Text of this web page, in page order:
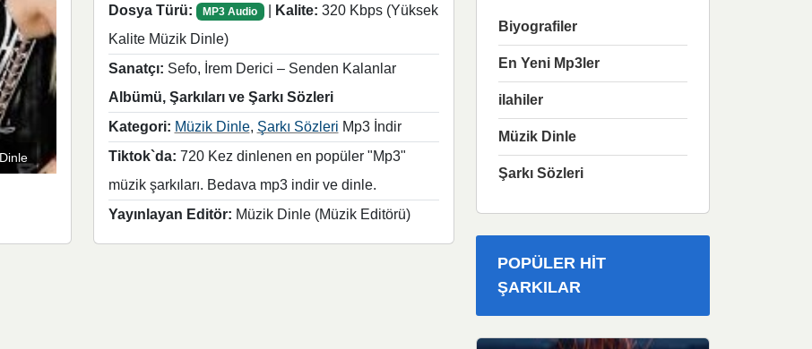
Dosya Türü: MP3 Audio Kalite: 320 Kbps (Yüksek
Kalite Müzik Dinle)
Sanatçı: Sefo, İrem Derici – Senden Kalanlar
Albümü, Şarkıları ve Şarkı Sözleri
Kategori: Müzik Dinle, Şarkı Sözleri Mp3 İndir
Tiktok`da: 720 Kez dinlenen en popüler "Mp3"
müzik şarkıları. Bedava mp3 indir ve dinle.
Yayınlayan Editör: Müzik Dinle (Müzik Editörü)
Biyografiler
En Yeni Mp3ler
ilahiler
Müzik Dinle
Şarkı Sözleri
POPÜLER HIT
ŞARKILAR